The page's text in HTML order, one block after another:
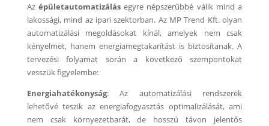
Azépületautomatizálás egyre népszerűbbé válik mind a
lakossági, mind az ipari szektorban. Az MP Trend Kft. olyan
automatizálási megoldásokat kínál, amelyek nem csak
kényelmet, hanem energiamegtakarítást is biztosítanak. A
tervezési folyamat során a következő szempontokat
vesszük figyelembe:
Energiahatékonyság: Az automatizálási rendszerek
lehetővé teszik az energiafogyasztás optimalizálását, ami
nem csak környezetbarát, de hosszú távon jelentős